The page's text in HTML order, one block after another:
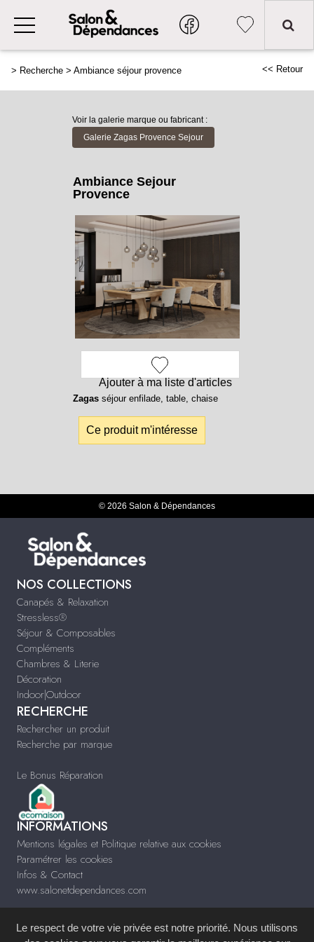
> Recherche > Ambiance séjour provence << Retour
Voir la galerie marque ou fabricant :
Galerie Zagas Provence Sejour
Ajouter à ma liste d'articles
Ambiance Sejour
Provence
Zagasséjour enfilade, table, chaise
Ce produit m'intéresse
© 2026 Salon & Dépendances
NOS COLLECTIONS
Canapés & Relaxation
Stressless®
Séjour & Composables
Compléments
Chambres & Literie
Décoration
Indoor|Outdoor
RECHERCHE
Rechercher un produit
Recherche par marque
Le Bonus Réparation
INFORMATIONS
Mentions légales et Politique relative aux cookies
Paramétrer les cookies
Infos & Contact
www.salonetdependances.com
Le respect de votre vie privée est notre priorité. Nous utilisons